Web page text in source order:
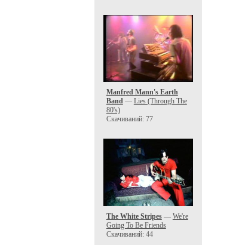
Manfred Mann's Earth
Band— Lies (Through The
80's)
Скачиваний: 77
The White Stripes— We're
Going To Be Friends
Скачиваний: 44